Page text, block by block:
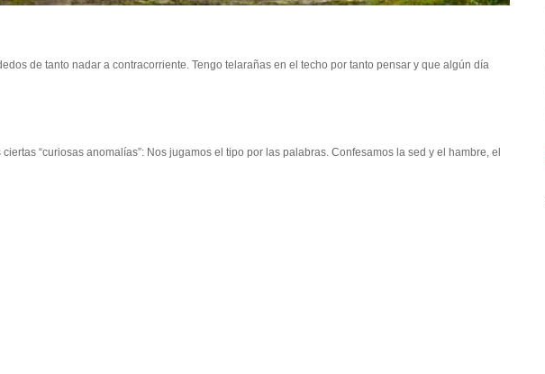
de tanto nadar a contracorriente. Tengo telarañas en el techo por tanto pensar y que algún día
“curiosas anomalías”: Nos jugamos el tipo por las palabras. Confesamos la sed y el hambre, el